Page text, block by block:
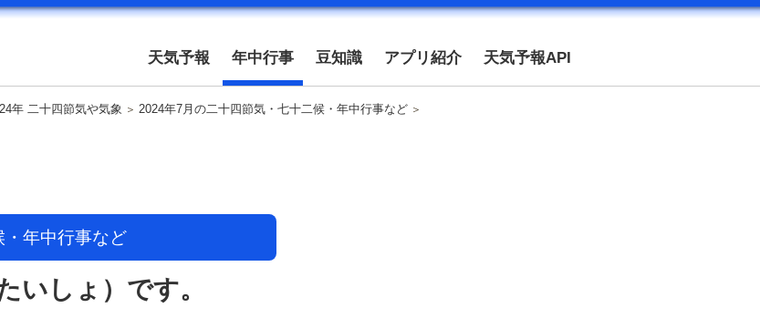
天気予報 年中行事 豆知識 アプリ紹介 天気予報API
年 二十四節気や気象
2024年7月の二十四節気・七十二候・年中行事など
年中行事など
いしょ）です。